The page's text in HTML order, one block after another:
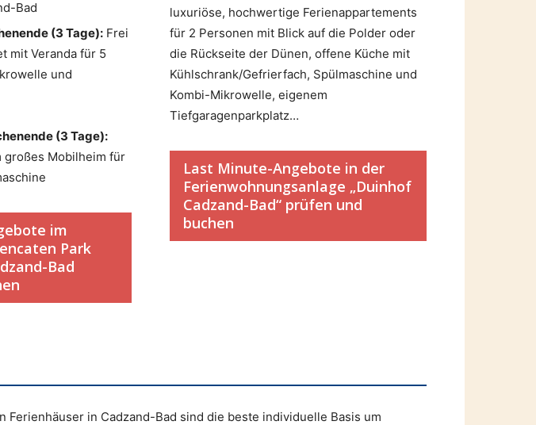
(3 Tage): Frei
mit Veranda für 5
und
(3 Tage):
großes Mobilheim für
im
Park
Bad
luxuriöse, hochwertige Ferienappartements
für 2 Personen mit Blick auf die Polder oder
die Rückseite der Dünen, offene Küche mit
Kühlschrank/Gefrierfach, Spülmaschine und
Kombi-Mikrowelle, eigenem
Tiefgaragenparkplatz…
Last Minute-Angebote in der
Ferienwohnungsanlage „Duinhof
Cadzand-Bad“ prüfen und
buchen
in Cadzand-Bad sind die beste individuelle Basis um